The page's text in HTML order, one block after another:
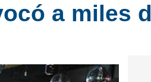
a miles